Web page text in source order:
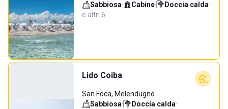
Sabbiosa· Cabine· Doccia calda·
e altri 6…
Lido Coiba
San Foca, Melendugno
Sabbiosa· Doccia calda·